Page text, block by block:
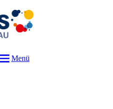
Menü